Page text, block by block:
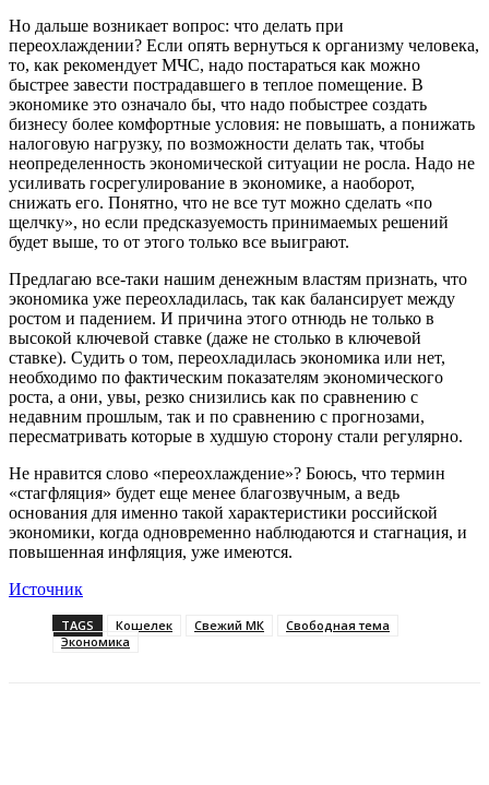
Но дальше возникает вопрос: что делать при
переохлаждении? Если опять вернуться к организму человека,
то, как рекомендует МЧС, надо постараться как можно
быстрее завести пострадавшего в теплое помещение. В
экономике это означало бы, что надо побыстрее создать
бизнесу более комфортные условия: не повышать, а понижать
налоговую нагрузку, по возможности делать так, чтобы
неопределенность экономической ситуации не росла. Надо не
усиливать госрегулирование в экономике, а наоборот,
снижать его. Понятно, что не все тут можно сделать «по
щелчку», но если предсказуемость принимаемых решений
будет выше, то от этого только все выиграют.
Предлагаю все-таки нашим денежным властям признать, что
экономика уже переохладилась, так как балансирует между
ростом и падением. И причина этого отнюдь не только в
высокой ключевой ставке (даже не столько в ключевой
ставке). Судить о том, переохладилась экономика или нет,
необходимо по фактическим показателям экономического
роста, а они, увы, резко снизились как по сравнению с
недавним прошлым, так и по сравнению с прогнозами,
пересматривать которые в худшую сторону стали регулярно.
Не нравится слово «переохлаждение»? Боюсь, что термин
«стагфляция» будет еще менее благозвучным, а ведь
основания для именно такой характеристики российской
экономики, когда одновременно наблюдаются и стагнация, и
повышенная инфляция, уже имеются.
Источник
TAGS Кошелек Свежий МК
Свободная тема
Экономика